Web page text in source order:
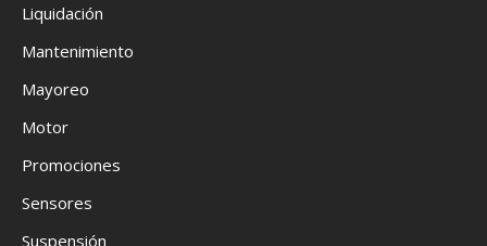
Liquidación
Mantenimiento
Mayoreo
Motor
Promociones
Sensores
Suspensión